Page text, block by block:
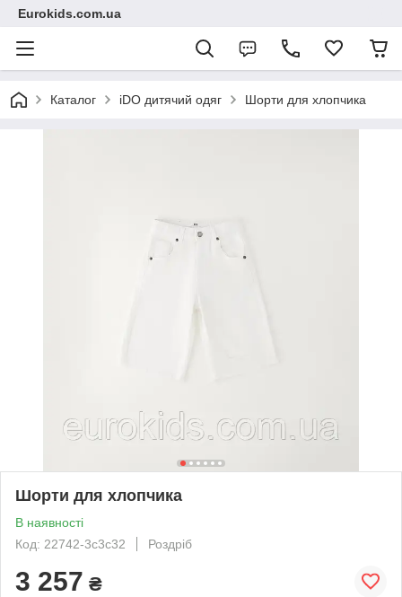
Eurokids.com.ua
Каталог iDO дитячий одяг Шорти для хлопчика
Шорти для хлопчика
В наявності
Код: 22742-3c3c32
Роздріб
3 257 ₴